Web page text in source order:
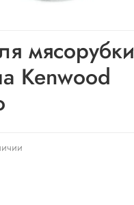
мясорубки
Kenwood